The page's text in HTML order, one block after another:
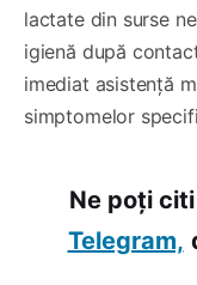
lactate din surse
igienă după
imediat asistență
simptomelor
Ne poți
Telegram,